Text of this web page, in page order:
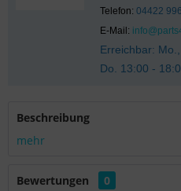
Telefon: 04422
E-Mail:
Erreichbar:
Do. 13:00 -
Beschreibung
mehr
Bewertungen
0